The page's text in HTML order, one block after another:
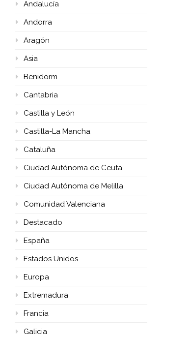
Andalucía
Andorra
Aragón
Asia
Benidorm
Cantabria
Castilla y León
Castilla-La Mancha
Cataluña
Ciudad Autónoma de Ceuta
Ciudad Autónoma de Melilla
Comunidad Valenciana
Destacado
España
Estados Unidos
Europa
Extremadura
Francia
Galicia